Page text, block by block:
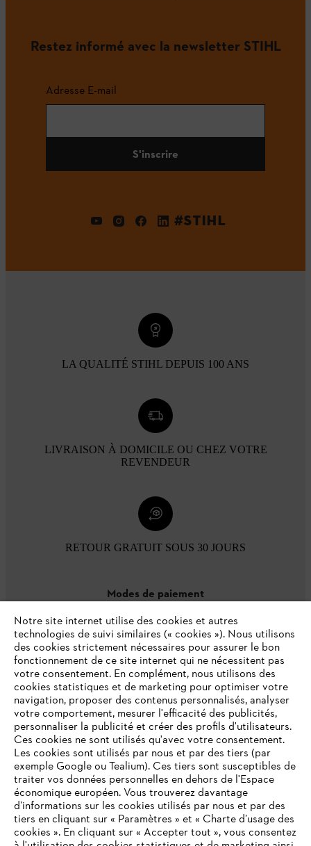
Restez informé avec la newsletter STIHL
Adresse E-mail
S'inscrire
#STIHL
LA QUALITÉ STIHL DEPUIS 100 ANS
LIVRAISON À DOMICILE OU CHEZ VOTRE
REVENDEUR
RETOUR GRATUIT SOUS 30 JOURS
Modes de paiement
L'Entreprise
Questions / Réponses
Notre site internet utilise des cookies et autres
technologies de suivi similaires (« cookies »). Nous utilisons
des cookies strictement nécessaires pour assurer le bon
fonctionnement de ce site internet qui ne nécessitent pas
votre consentement. En complément, nous utilisons des
cookies statistiques et de marketing pour optimiser votre
navigation, proposer des contenus personnalisés, analyser
votre comportement, mesurer l'efficacité des publicités,
personnaliser la publicité et créer des profils d'utilisateurs.
Ces cookies ne sont utilisés qu'avec votre consentement.
Les cookies sont utilisés par nous et par des tiers (par
exemple Google ou Tealium). Ces tiers sont susceptibles de
traiter vos données personnelles en dehors de l'Espace
économique européen. Vous trouverez davantage
d’informations sur les cookies utilisés par nous et par des
tiers en cliquant sur « Paramètres » et « Charte d’usage des
cookies ». En cliquant sur « Accepter tout », vous consentez